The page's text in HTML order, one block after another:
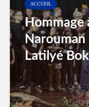
ACCUEIL
Hommage
Latilyé